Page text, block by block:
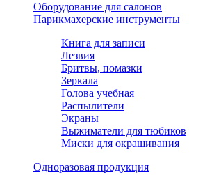
Оборудование для салонов
Парикмахерские инструменты
Книга для записи
Лезвия
Бритвы, помазки
Зеркала
Голова учебная
Распылители
Экраны
Выжиматели для тюбиков
Миски для окрашивания
Одноразовая продукция